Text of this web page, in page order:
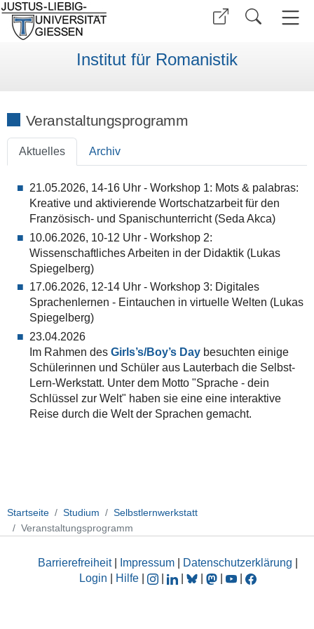
Institut für Romanistik
Veranstaltungsprogramm
Aktuelles Archiv
21.05.2026, 14-16 Uhr - Workshop 1: Mots & palabras:
Kreative und aktivierende Wortschatzarbeit für den
Französisch- und Spanischunterricht (Seda Akca)
10.06.2026, 10-12 Uhr - Workshop 2:
Wissenschaftliches Arbeiten in der Didaktik (Lukas
Spiegelberg)
17.06.2026, 12-14 Uhr - Workshop 3: Digitales
Sprachenlernen - Eintauchen in virtuelle Welten (Lukas
Spiegelberg)
23.04.2026
Im Rahmen des Girls’s/Boy’s Day besuchten einige
Schülerinnen und Schüler aus Lauterbach die Selbst-
Lern-Werkstatt. Unter dem Motto "Sprache - dein
Schlüssel zur Welt" haben sie eine eine interaktive
Reise durch die Welt der Sprachen gemacht.
Startseite Studium
Selbstlernwerkstatt
Veranstaltungsprogramm
Barrierefreiheit| Impressum Datenschutzerklärung
Login
Hilfe